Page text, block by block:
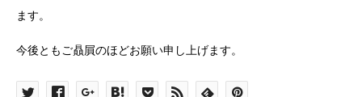
ます。
今後ともご贔屓のほどお願い申し上げます。